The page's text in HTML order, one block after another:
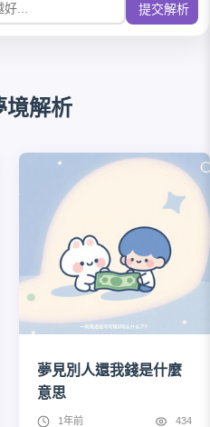
提交解析
境解析
夢見別人還我錢是什麼
意思
1年前 434